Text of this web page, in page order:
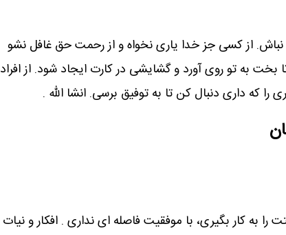
از کسی جز خدا یاری نخواه و از رحمت حق غافل نشو
بخت به تو روی آورد و گشایشی در کارت ایجاد شود. از افراد
که داری دنبال کن تا به توفیق برسی. انشا الله .
به کار بگیری، با موفقیت فاصله ای نداری . افکار و نیات